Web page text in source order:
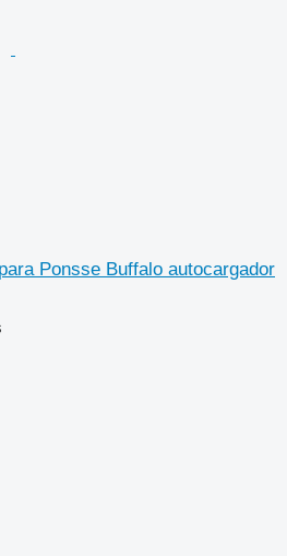
Ponsse Buffalo autocargador